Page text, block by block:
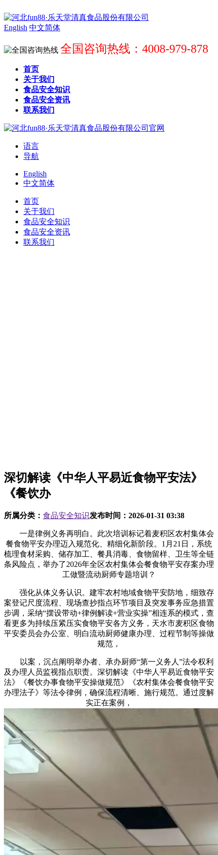
English 中文简体
全国咨询热线：4008-979-878
首页
关于我们
食品安全知识
食品安全资讯
联系我们
语言
导航
English
中文简体
首页
关于我们
食品安全知识
食品安全资讯
联系我们
深切解读《中华人平易近食物平安法》
《餐饮办
所属分类： 食品安全知识发布时间： 2026-01-31 03:38
一是律例义务再明白。此次培训标记着麦积区农村集体会
餐食物平安办理迈入规范化、精细化新阶段。1月21日，系统
梳理食材采购、储存加工、餐具消毒、食物留样、卫生等全链
条风险点，举办了2026年全区农村集体会餐食物平安存案办理
工做暨流动厨师专题培训？
强化从体义务认识。建牢农村地域食物平安防地，细致存
案登记尺度流程、现场查抄指点环节项目及突发事务应急措置
步调，采纳“摆设带动+律例解读+营业实操”相连系的模式，查
看更多为持续压紧压实食物平安各方义务，天水市麦积区食物
平安委员会办公室、明白流动厨师健康办理、过程节制等操做
规范，
以案，沉点阐明举办者、承办厨师“第一义务人”法令权利
及办理人员监视指点职责。深切解读《中华人平易近食物平安
法》《餐饮办事食物平安操做规范》《农村集体会餐食物平安
办理法子》等法令律例，确保流程清晰、施行规范。通过度解
实正在案例，